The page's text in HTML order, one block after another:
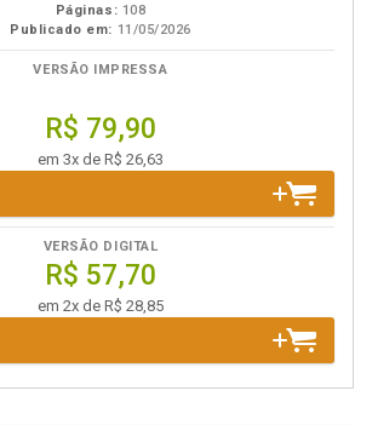
Páginas: 108
Publicado em: 11/05/2026
VERSÃO IMPRESSA
R$ 79,90
em 3x de R$ 26,63
VERSÃO DIGITAL
R$ 57,70
em 2x de R$ 28,85